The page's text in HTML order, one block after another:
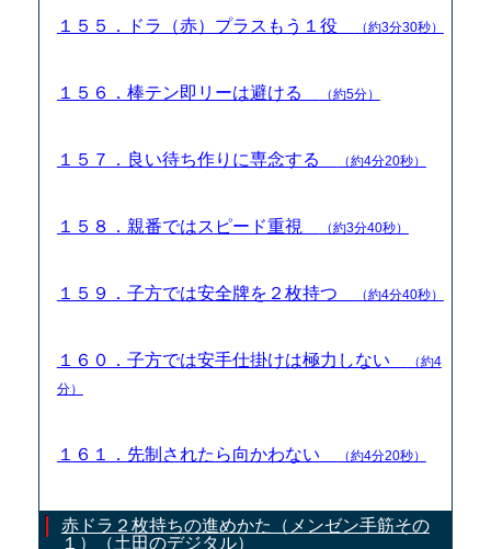
１５５．ドラ（赤）プラスもう１役 （約3分30秒）
１５６．棒テン即リーは避ける （約5分）
１５７．良い待ち作りに専念する （約4分20秒）
１５８．親番ではスピード重視 （約3分40秒）
１５９．子方では安全牌を２枚持つ （約4分40秒）
１６０．子方では安手仕掛けは極力しない
（約4
分）
１６１．先制されたら向かわない （約4分20秒）
赤ドラ２枚持ちの進めかた（メンゼン手筋その
１）（土田のデジタル）